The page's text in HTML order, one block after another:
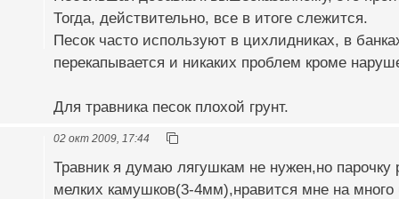
Тогда, действительно, все в итоге слежится.
Песок часто используют в цихлидниках, в
перекапывается и никаких проблем кроме
Для травника песок плохой грунт.
02 окт 2009, 17:44
Травник я думаю лягушкам не нужен,но парочку
мелких камушков(3-4мм),нравится мне на